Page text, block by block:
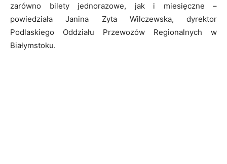
zarówno bilety jednorazowe, jak i miesięczne –
powiedziała Janina Zyta Wilczewska, dyrektor
Podlaskiego Oddziału Przewozów Regionalnych w
Białymstoku.